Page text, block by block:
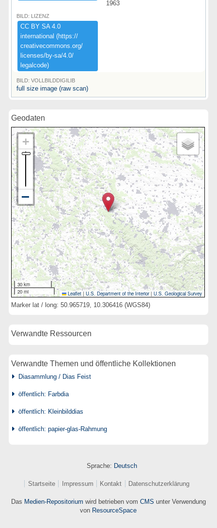
1963
BILD: LIZENZ
CC ​BY ​SA ​4.​0 ​
international ​(​https:​/​/​
creativecommons.​org/​
licenses/​by-​sa/​4.​0/​
legalcode)​
BILD: VOLLBILDDIGILIB
full size image (raw scan)
Geodaten
30 km
20 mi
Leaflet | U.S. Department of the Interior|U.S. Geological Survey
Marker lat / long: 50.965719, 10.306416 (WGS84)
Verwandte Ressourcen
Verwandte Themen und öffentliche Kollektionen
Diasammlung / Dias Feist
öffentlich: Farbdia
öffentlich: Kleinbilddias
öffentlich: papier-glas-Rahmung
Sprache: Deutsch
Startseite Impressum Kontakt Datenschutzerklärung
Das Medien-Repositorium wird betrieben vom CMS unter Verwendung
von ResourceSpace